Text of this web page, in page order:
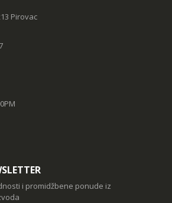
Pirovac
i promidžbene ponude iz